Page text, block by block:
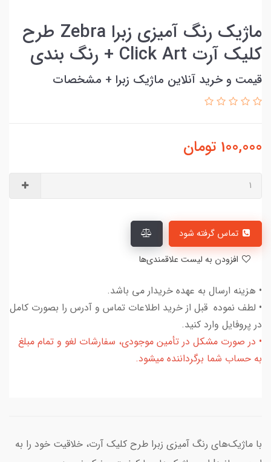
ماژیک رنگ آمیزی زبرا Zebra طرح
کلیک آرت Click Art + رنگ بندی
قیمت و خرید آنلاین ماژیک زبرا + مشخصات
100,000 تومان
تماس گرفته شود
• هزینه ارسال به عهده خریدار می باشد.
• لطف نموده قبل از خرید اطلاعات تماس و آدرس را بصورت کامل
در پروفایل وارد کنید.
• در صورت مشکل در تأمین موجودی، سفارشات لغو و تمام مبلغ
به حساب شما برگرداننده میشود.
با ماژیک‌های رنگ آمیزی زبرا طرح کلیک آرت، خلاقیت خود را به